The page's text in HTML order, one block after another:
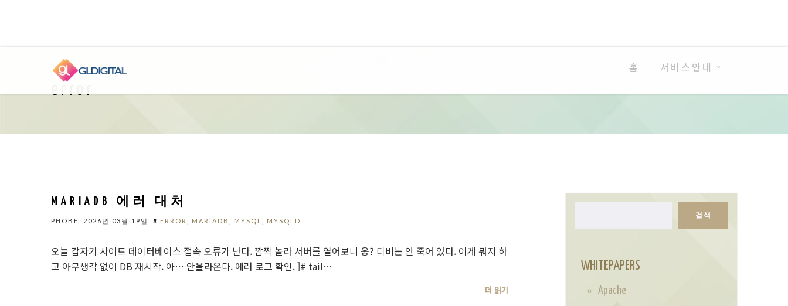
홈 서비스안내
error
MARIADB 에러 대처
PHOBE 2026년 03월 19일 # ERROR MARIADB MYSQL MYSQLD
오늘 갑자기 사이트 데이터베이스 접속 오류가 난다. 깜짝 놀라 서버를 열어보니 웅? 디비는 안 죽어 있다. 이게 뭐지 하
고 아무생각 없이 DB 재시작. 아… 안올라온다. 에러 로그 확인. ]# tail…
더 읽기
검색
WHITEPAPERS
Apache